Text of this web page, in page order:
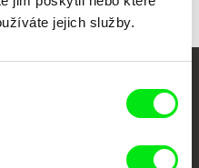
jejich služby.